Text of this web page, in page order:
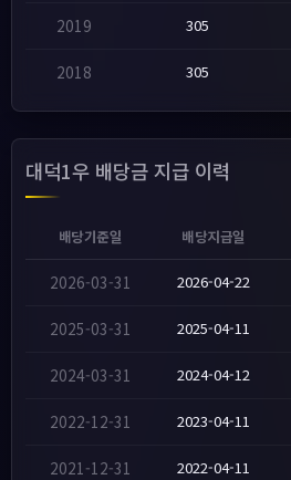
2019 305
2018 305
대덕1우 배당금 지급 이력
배당기준일 배당지급일
2026-03-31 2026-04-22
2025-03-31 2025-04-11
2024-03-31 2024-04-12
2022-12-31 2023-04-11
2021-12-31 2022-04-11